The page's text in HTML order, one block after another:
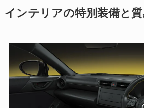
インテリアの特別装備と